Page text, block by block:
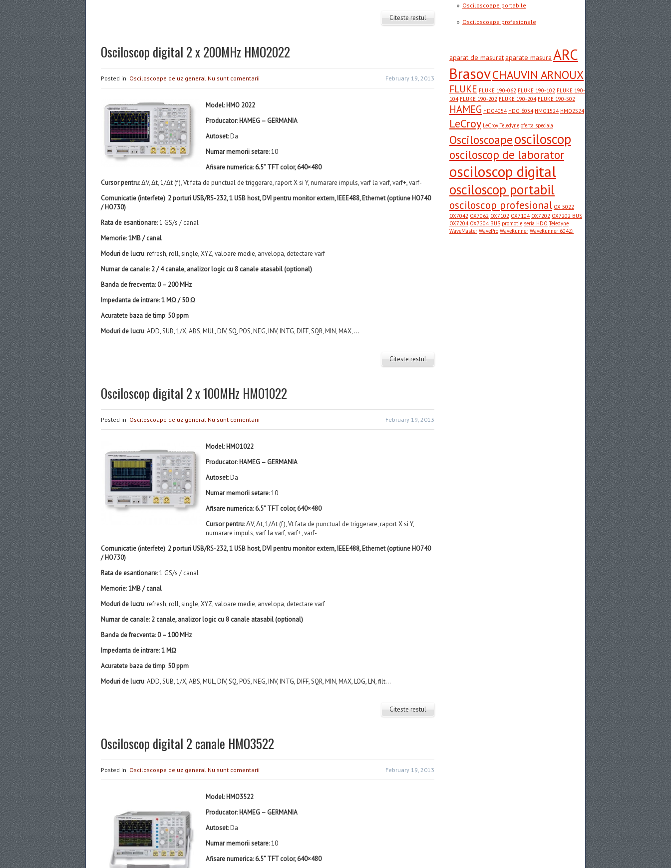
Osciloscoape portabile
Osciloscoape profesionale
aparat de masurat aparate masura ARC
BrasovCHAUVIN ARNOUX
FLUKE FLUKE 190-062 FLUKE 190-102 FLUKE 190-
104 FLUKE 190-202 FLUKE 190-204 FLUKE 190-502
HAMEG HDO4054 HDO 6034 HMO1524 HMO2524
LeCroy LeCroy Teledyne oferta speciala
Osciloscoapeosciloscop
osciloscop de laborator
osciloscop digital
osciloscop portabil
osciloscop profesional OX 5022
OX7042 OX7062 OX7102 OX7104 OX7202 OX7202 BUS
OX7204 OX7204 BUS promotie seria HDO Teledyne
WaveMaster WavePro WaveRunner WaveRunner 604Zi
Citeste restul
Osciloscop digital 2 x 200MHz HMO2022
February 19, 2013
Posted in Osciloscoape de uz general Nu sunt comentarii
Model: HMO 2022
Producator: HAMEG – GERMANIA
Autoset: Da
Numar memorii setare: 10
Afisare numerica: 6.5” TFT color, 640×480
Cursor pentru: ΔV, Δt, 1/Δt (f), Vt fata de punctual de triggerare, raport X si Y, numarare impuls, varf la varf, varf+, varf-
Comunicatie (interfete): 2 porturi USB/RS-232, 1 USB host, DVI pentru monitor extern, IEEE488, Ethernet (optiune HO740
/ HO730)
Rata de esantionare: 1 GS/s / canal
Memorie:1MB / canal
Moduri de lucru: refresh, roll, single, XYZ, valoare medie, anvelopa, detectare varf
Numar de canale: 2 / 4 canale, analizor logic cu 8 canale atasabil (optional)
Banda de frecventa: 0 – 200 MHz
Impedanta de intrare:1 MΩ / 50 Ω
Acuratete baza de timp: 50 ppm
Moduri de lucru: ADD, SUB, 1/X, ABS, MUL, DIV, SQ, POS, NEG, INV, INTG, DIFF, SQR, MIN, MAX, ...
Citeste restul
Osciloscop digital 2 x 100MHz HMO1022
February 19, 2013
Posted in Osciloscoape de uz general Nu sunt comentarii
Model: HMO1022
Producator: HAMEG – GERMANIA
Autoset: Da
Numar memorii setare: 10
Afisare numerica: 6.5” TFT color, 640×480
Cursor pentru: ΔV, Δt, 1/Δt (f), Vt fata de punctual de triggerare, raport X si Y,
numarare impuls, varf la varf, varf+, varf-
Comunicatie (interfete): 2 porturi USB/RS-232, 1 USB host, DVI pentru monitor extern, IEEE488, Ethernet (optiune HO740
/ HO730)
Rata de esantionare: 1 GS/s / canal
Memorie:1MB / canal
Moduri de lucru: refresh, roll, single, XYZ, valoare medie, anvelopa, detectare varf
Numar de canale: 2 canale, analizor logic cu 8 canale atasabil (optional)
Banda de frecventa: 0 – 100 MHz
Impedanta de intrare:1 MΩ
Acuratete baza de timp: 50 ppm
Moduri de lucru: ADD, SUB, 1/X, ABS, MUL, DIV, SQ, POS, NEG, INV, INTG, DIFF, SQR, MIN, MAX, LOG, LN, filt...
Citeste restul
Osciloscop digital 2 canale HMO3522
February 19, 2013
Posted in Osciloscoape de uz general Nu sunt comentarii
Model: HMO3522
Producator: HAMEG – GERMANIA
Autoset: Da
Numar memorii setare: 10
Afisare numerica: 6.5” TFT color, 640×480